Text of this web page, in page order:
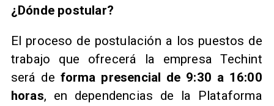
¿Dónde postular?
El proceso de postulación a los puestos de
trabajo que ofrecerá la empresa Techint
será de forma presencial de 9:30 a 16:00
horas, en dependencias de la Plataforma